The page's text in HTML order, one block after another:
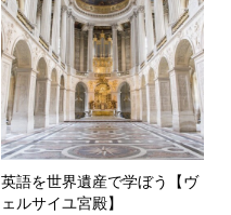
英語を世界遺産で学ぼう【ヴ
ェルサイユ宮殿】